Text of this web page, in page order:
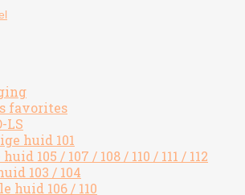
favorites
LS
huid 101
105 / 107 / 108 / 110 / 111 / 112
103 / 104
huid 106 / 110